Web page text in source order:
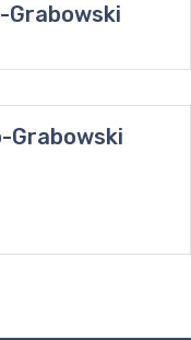
Grabowski
Grabowski